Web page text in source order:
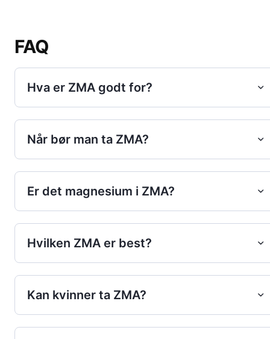
FAQ
Hva er ZMA godt for?
Når bør man ta ZMA?
Er det magnesium i ZMA?
Hvilken ZMA er best?
Kan kvinner ta ZMA?